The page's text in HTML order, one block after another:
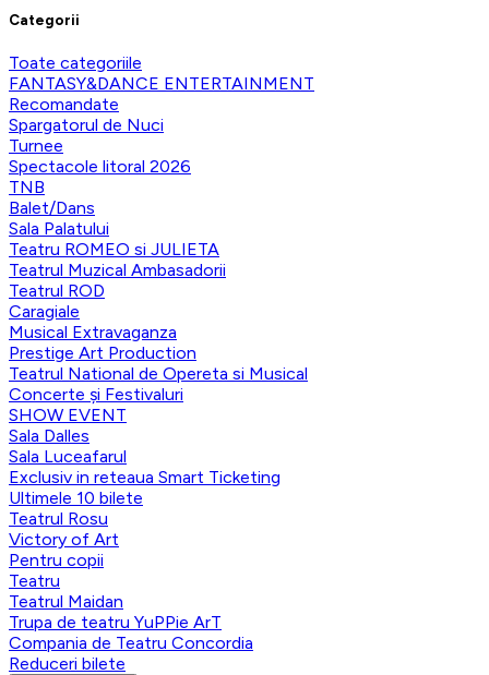
Categorii
Toate categoriile
FANTASY&DANCE ENTERTAINMENT
Recomandate
Spargatorul de Nuci
Turnee
Spectacole litoral 2026
TNB
Balet/Dans
Sala Palatului
Teatru ROMEO si JULIETA
Teatrul Muzical Ambasadorii
Teatrul ROD
Caragiale
Musical Extravaganza
Prestige Art Production
Teatrul National de Opereta si Musical
Concerte și Festivaluri
SHOW EVENT
Sala Dalles
Sala Luceafarul
Exclusiv in reteaua Smart Ticketing
Ultimele 10 bilete
Teatrul Rosu
Victory of Art
Pentru copii
Teatru
Teatrul Maidan
Trupa de teatru YuPPie ArT
Compania de Teatru Concordia
Reduceri bilete